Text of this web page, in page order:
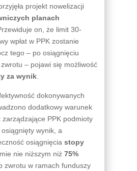
projekt nowelizacji
planach
on, że limit 30-
wpłat w PPK zostanie
tego – po osiągnięciu
– pojawi się możliwość
za wynik
dokonywanych
dodatkowy warunek
PPK podmioty
wynik, a
osiągnięcia stopy
nie niższym niż 75%
zwrotu w ramach funduszy